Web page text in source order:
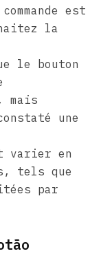
est
la
le bouton
mais
une
varier en
tels que
par